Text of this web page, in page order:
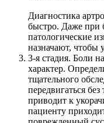
Диагностика
быстро. Даже при
патологические
назначают, чтобы
3-я стадия. Боли
характер.
тщательного
передвигаться
приводит к
пациенту